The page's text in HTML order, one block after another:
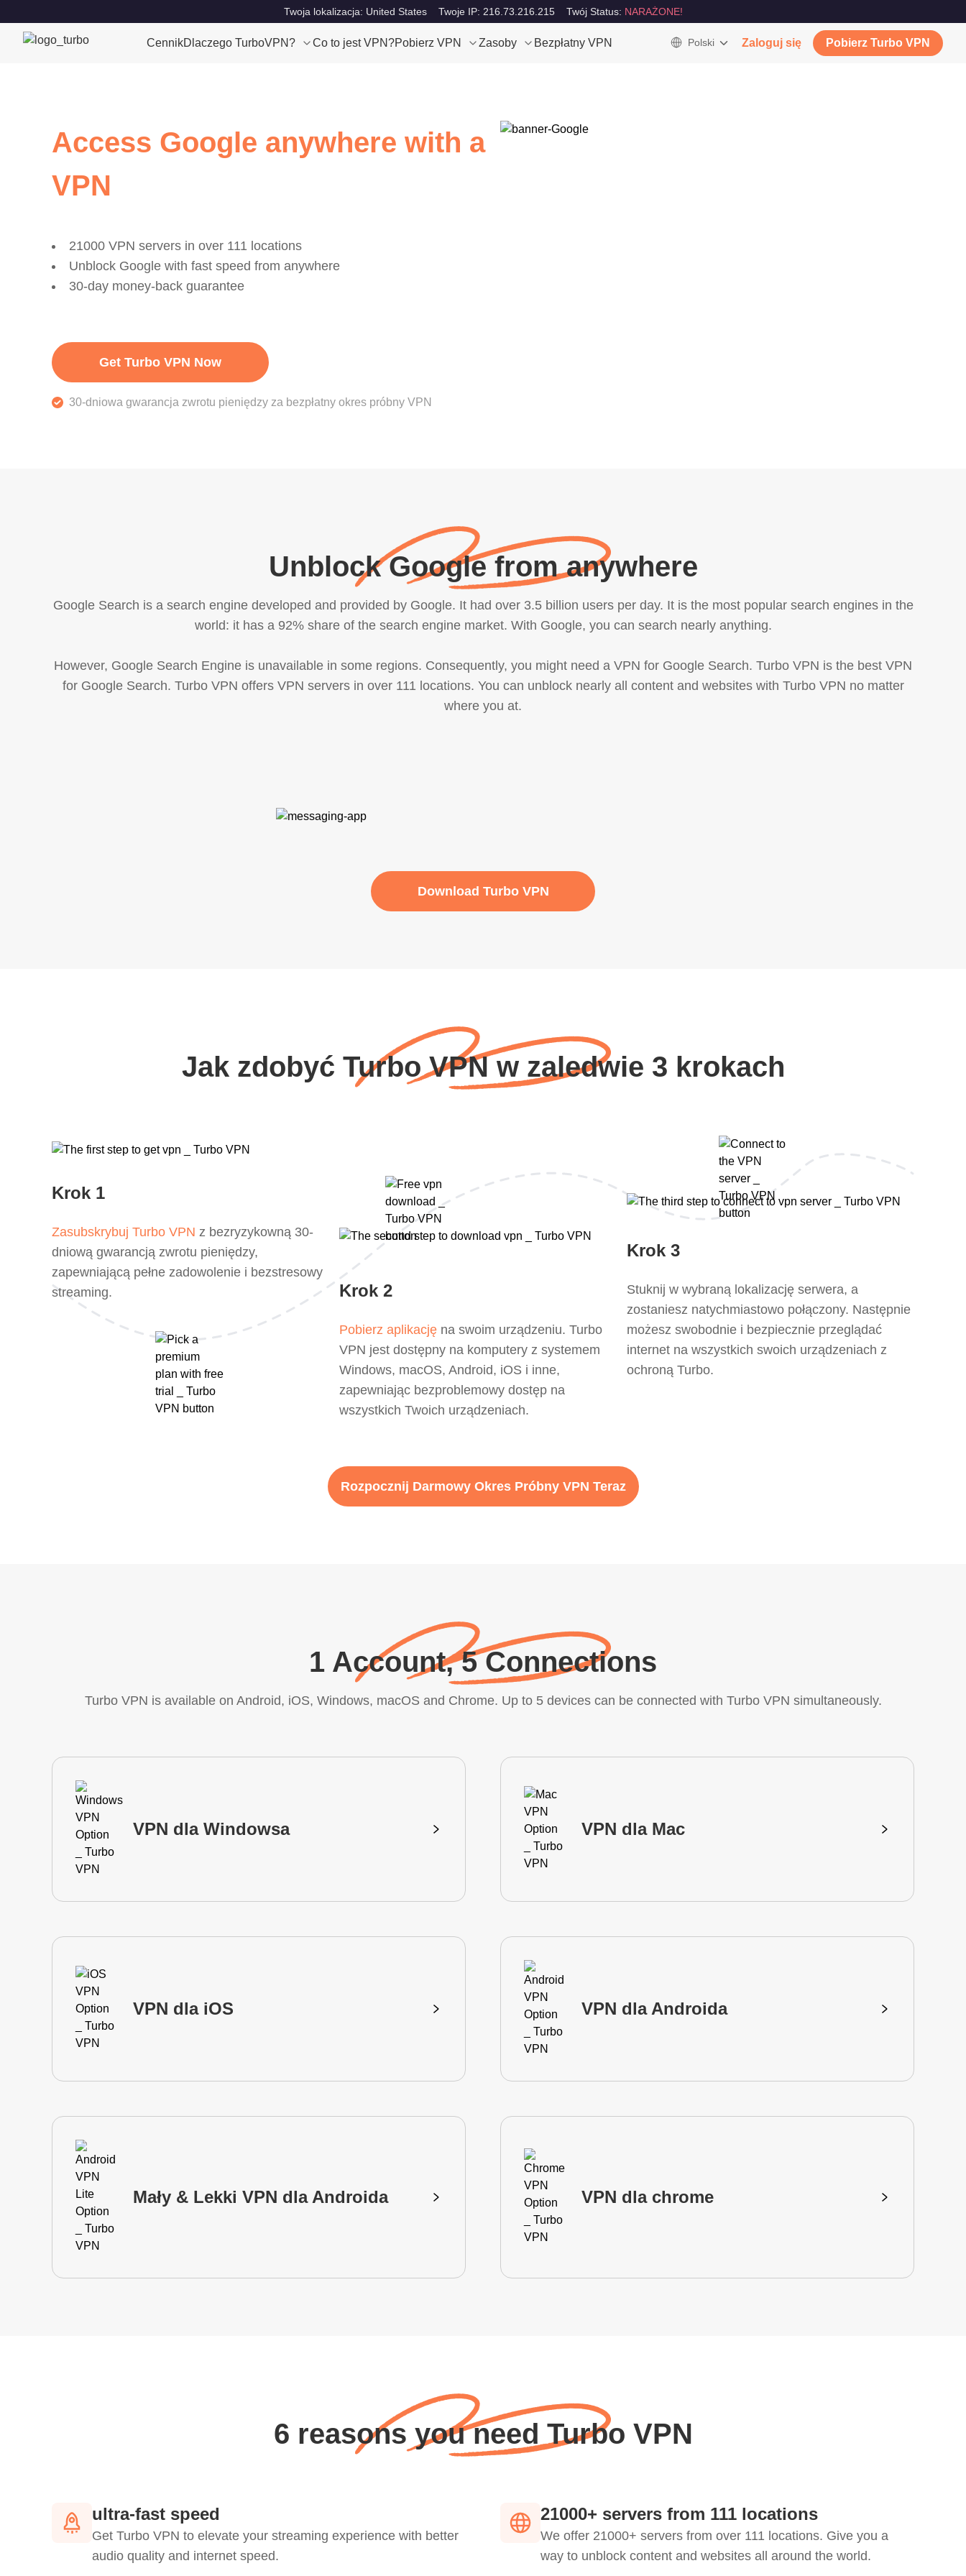
Twoja lokalizacja: United States Twoje IP: 216.73.216.215 Twój Status: NARAŻONE!
CennikDlaczego TurboVPN? Co to jest VPN?Pobierz VPN Zasoby Bezpłatny VPN Polski Zaloguj się Pobierz Turbo VPN
Access Google anywhere with a
VPN
21000 VPN servers in over 111 locations
Unblock Google with fast speed from anywhere
30-day money-back guarantee
Get Turbo VPN Now
30-dniowa gwarancja zwrotu pieniędzy za bezpłatny okres próbny VPN
Unblock Google from anywhere
Google Search is a search engine developed and provided by Google. It had over 3.5 billion users per day. It is the most popular search engines in the
world: it has a 92% share of the search engine market. With Google, you can search nearly anything.
However, Google Search Engine is unavailable in some regions. Consequently, you might need a VPN for Google Search. Turbo VPN is the best VPN
for Google Search. Turbo VPN offers VPN servers in over 111 locations. You can unblock nearly all content and websites with Turbo VPN no matter
where you at.
Download Turbo VPN
Jak zdobyć Turbo VPN w zaledwie 3 krokach
Krok 1
Zasubskrybuj Turbo VPN z bezryzykowną 30-
dniową gwarancją zwrotu pieniędzy,
zapewniającą pełne zadowolenie i bezstresowy
streaming.
Krok 2
Pobierz aplikację na swoim urządzeniu. Turbo
VPN jest dostępny na komputery z systemem
Windows, macOS, Android, iOS i inne,
zapewniając bezproblemowy dostęp na
wszystkich Twoich urządzeniach.
Krok 3
Stuknij w wybraną lokalizację serwera, a
zostaniesz natychmiastowo połączony. Następnie
możesz swobodnie i bezpiecznie przeglądać
internet na wszystkich swoich urządzeniach z
ochroną Turbo.
Rozpocznij Darmowy Okres Próbny VPN Teraz
1 Account, 5 Connections
Turbo VPN is available on Android, iOS, Windows, macOS and Chrome. Up to 5 devices can be connected with Turbo VPN simultaneously.
VPN dla Windowsa VPN dla Mac
VPN dla iOS VPN dla Androida
Mały & Lekki VPN dla Androida VPN dla chrome
6 reasons you need Turbo VPN
ultra-fast speed
Get Turbo VPN to elevate your streaming experience with better
audio quality and internet speed.
21000+ servers from 111 locations
We offer 21000+ servers from over 111 locations. Give you a
way to unblock content and websites all around the world.